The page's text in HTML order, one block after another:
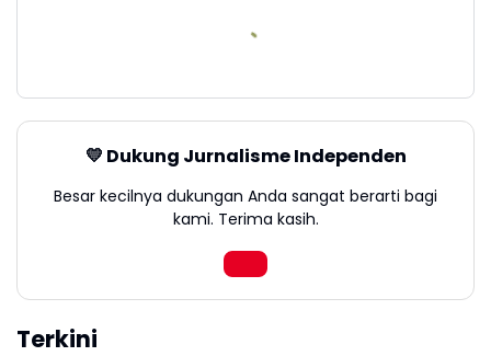
💛 Dukung Jurnalisme Independen
Besar kecilnya dukungan Anda sangat berarti bagi
kami. Terima kasih.
Terkini